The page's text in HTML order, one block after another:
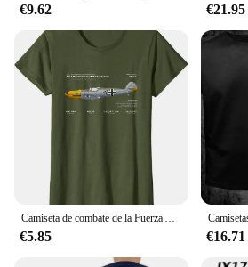
€9.62 €21.95
€5.85 €16.71